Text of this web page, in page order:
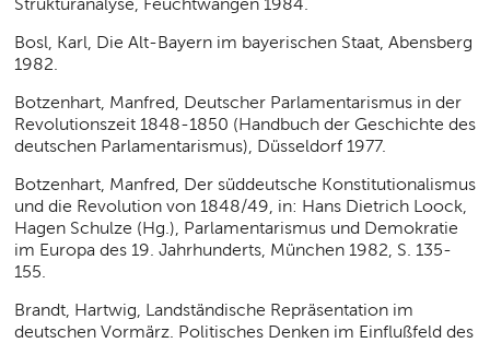
Strukturanalyse, Feuchtwangen 1984.
Bosl, Karl, Die Alt-Bayern im bayerischen Staat, Abensberg
1982.
Botzenhart, Manfred, Deutscher Parlamentarismus in der
Revolutionszeit 1848-1850 (Handbuch der Geschichte des
deutschen Parlamentarismus), Düsseldorf 1977.
Botzenhart, Manfred, Der süddeutsche Konstitutionalismus
und die Revolution von 1848/49, in: Hans Dietrich Loock,
Hagen Schulze (Hg.), Parlamentarismus und Demokratie
im Europa des 19. Jahrhunderts, München 1982, S. 135-
155.
Brandt, Hartwig, Landständische Repräsentation im
deutschen Vormärz. Politisches Denken im Einflußfeld des